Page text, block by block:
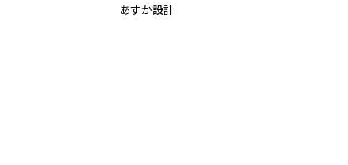
あすか設計